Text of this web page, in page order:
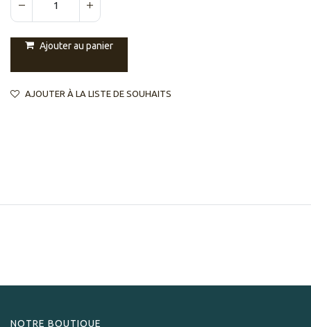
Ajouter au panier
AJOUTER À LA LISTE DE SOUHAITS
NOTRE BOUTIQUE